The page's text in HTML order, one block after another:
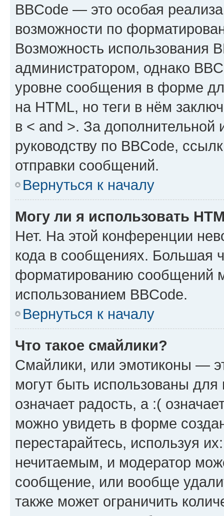
BBCode — это особая
возможности по
Возможность использования
администратором, однако
уровне сообщения в форме
на HTML, но теги в нём
в < and >. За
руководству по BBCode,
отправки сообщений.
Вернуться к началу
Могу ли я использовать
Нет. На этой конференции
кода в сообщениях. Большая
форматированию сообщений
использованием BBCode.
Вернуться к началу
Что такое смайлики?
Смайлики, или эмотиконы —
могут быть использованы
означает радость, а :(
можно увидеть в форме
перестарайтесь, используя
нечитаемым, и модератор
сообщение, или вообще
также может ограничить